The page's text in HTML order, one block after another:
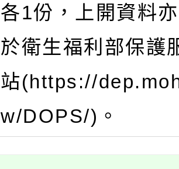
各1份，上開資料
於衛生福利部保護
站(https://
w/DOPS/)。